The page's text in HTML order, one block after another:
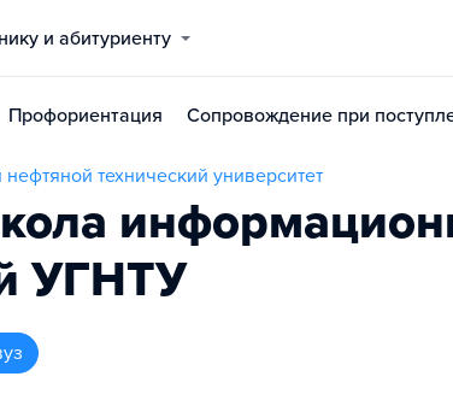
и абитуриенту
Профориентация Сопровождение при
технический университет
УГНТУ